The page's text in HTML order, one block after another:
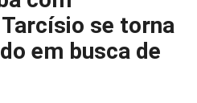
no
MessengerTelegramGettr
se torna
em busca de